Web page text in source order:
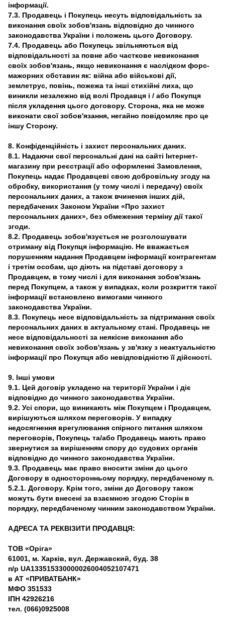
інформації.
7.3. Продавець і Покупець несуть відповідальність за
виконання своїх зобов'язань відповідно до чинного
законодавства України і положень цього Договору.
7.4. Продавець або Покупець звільняються від
відповідальності за повне або часткове невиконання
своїх зобов'язань, якщо невиконання є наслідком форс-
мажорних обставин як: війна або військові дії,
землетрус, повінь, пожежа та інші стихійні лиха, що
виникли незалежно від волі Продавця і / або Покупця
після укладення цього договору. Сторона, яка не може
виконати свої зобов'язання, негайно повідомляє про це
іншу Сторону.
8. Конфіденційність і захист персональних даних.
8.1. Надаючи свої персональні дані на сайті Інтернет-
магазину при реєстрації або оформленні Замовлення,
Покупець надає Продавцеві свою добровільну згоду на
обробку, використання (у тому числі і передачу) своїх
персональних даних, а також вчинення інших дій,
передбачених Законом України «Про захист
персональних даних», без обмеження терміну дії такої
згоди.
8.2. Продавець зобов'язується не розголошувати
отриману від Покупця інформацію. Не вважається
порушенням надання Продавцем інформації контрагентам
і третім особам, що діють на підставі договору з
Продавцем, в тому числі і для виконання зобов'язань
перед Покупцем, а також у випадках, коли розкриття такої
інформації встановлено вимогами чинного
законодавства України.
8.3. Покупець несе відповідальність за підтримання своїх
персональних даних в актуальному стані. Продавець не
несе відповідальності за неякісне виконання або
невиконання своїх зобов'язань у зв'язку з неактуальністю
інформації про Покупця або невідповідністю її дійсності.
9. Інші умови
9.1. Цей договір укладено на території України і діє
відповідно до чинного законодавства України.
9.2. Усі спори, що виникають між Покупцем і Продавцем,
вирішуються шляхом переговорів. У випадку
недосягнення врегулювання спірного питання шляхом
переговорів, Покупець та/або Продавець мають право
звернутися за вирішенням спору до судових органів
відповідно до чинного законодавства України.
9.3. Продавець має право вносити зміни до цього
Договору в односторонньому порядку, передбаченому п.
5.2.1. Договору. Крім того, зміни до Договору також
можуть бути внесені за взаємною згодою Сторін в
порядку, передбаченому чинним законодавством України.
АДРЕСА ТА РЕКВІЗИТИ ПРОДАВЦЯ:
ТОВ «Оріга»
61001, м. Харків, вул. Державский, буд. 38
п/р UA133515330000026004052107471
в АТ «ПРИВАТБАНК»
МФО 351533
ІПН 42926216
тел. (066)0925008